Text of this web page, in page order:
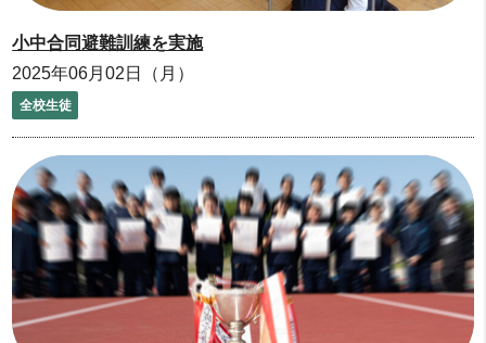
小中合同避難訓練を実施
2025年06月02日（月）
全校生徒